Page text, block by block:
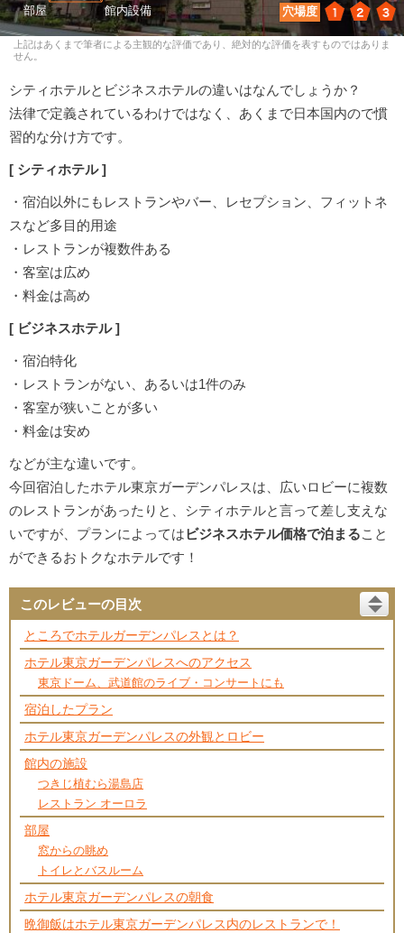
穴場度 1 2
上記はあくまで筆者による主観的な評価であり、絶対的な評価を表すものではありま
せん。
シティホテルとビジネスホテルの違いはなんでしょうか？
法律で定義されているわけではなく、あくまで日本国内ので慣
習的な分け方です。
[ シティホテル ]
・宿泊以外にもレストランやバー、レセプション、フィットネ
スなど多目的用途
・レストランが複数件ある
・客室は広め
・料金は高め
[ ビジネスホテル ]
・宿泊特化
・レストランがない、あるいは1件のみ
・客室が狭いことが多い
・料金は安め
などが主な違いです。
今回宿泊したホテル東京ガーデンパレスは、広いロビーに複数
のレストランがあったりと、シティホテルと言って差し支えな
いですが、プランによってはビジネスホテル価格で泊まること
ができるおトクなホテルです！
このレビューの目次
ところでホテルガーデンパレスとは？
ホテル東京ガーデンパレスへのアクセス
東京ドーム、武道館のライブ・コンサートにも
宿泊したプラン
ホテル東京ガーデンパレスの外観とロビー
館内の施設
つきじ植むら湯島店
レストラン オーロラ
部屋
窓からの眺め
トイレとバスルーム
ホテル東京ガーデンパレスの朝食
晩御飯はホテル東京ガーデンパレス内のレストランで！